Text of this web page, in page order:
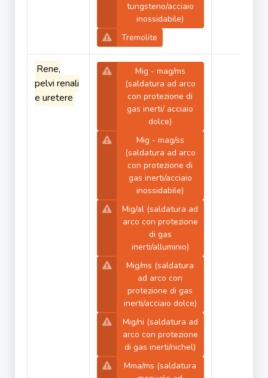
tungsteno/acciaio
inossidabile)
Tremolite
Rene,
pelvi renali
e uretere
Mig - mag/ms
(saldatura ad arco
con protezione di
gas inerti/ acciaio
dolce)
Mig - mag/ss
(saldatura ad arco
con protezione di
gas inerti/acciaio
inossidabile)
Mig/al (saldatura ad
arco con protezione
di gas
inerti/alluminio)
Mig/ms (saldatura
ad arco con
protezione di gas
inerti/acciaio dolce)
Mig/ni (saldatura ad
arco con protezione
di gas inerti/nichel)
Mma/ms (saldatura